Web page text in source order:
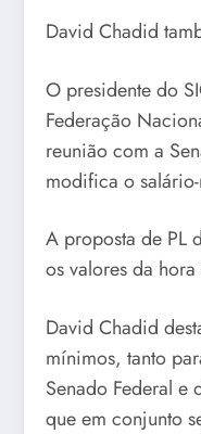
David Chadid
O presidente do
Federação
reunião com a
modifica o
A proposta de PL
os valores da
David Chadid
mínimos, tanto
Senado Federal e
que em conjunto